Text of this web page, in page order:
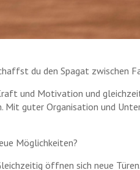
du den Spagat zwischen
und Motivation und
Mit guter Organisation und
Möglichkeiten?
öffnen sich neue